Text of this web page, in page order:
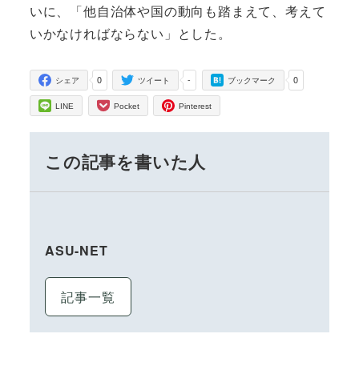
いに、「他自治体や国の動向も踏まえて、考えて
いかなければならない」とした。
0
シェア -
ツイート 0
ブックマーク
LINE Pocket Pinterest
この記事を書いた人
ASU-NET
記事一覧